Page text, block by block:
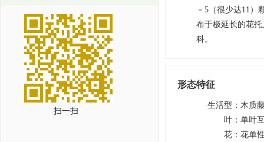
扫一扫
－5（很少达11）
布于极延长的花托
科。
形态特征
生活型 ： 木质
叶 ： 单叶
花 ： 花单